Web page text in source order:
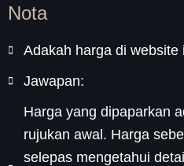
Nota
Adakah harga di website
Jawapan:
Harga yang dipaparkan
rujukan awal. Harga
selepas mengetahui